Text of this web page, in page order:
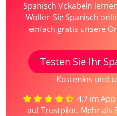
Spanisch Vokabeln
Wollen SieSpanisch
einfach gratis unsere
Testen Sie Ihr
Kostenlos und
4,7 im
auf Trustpilot. Mehr als